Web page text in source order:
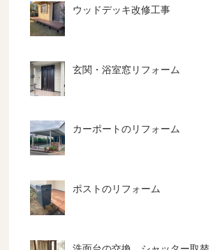
ウッドデッキ改修工事
玄関・浴室窓リフォーム
カーポートのリフォーム
ポストのリフォーム